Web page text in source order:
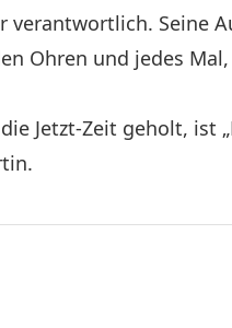
Seine
Ohren und jedes
Jetzt-Zeit geholt, ist